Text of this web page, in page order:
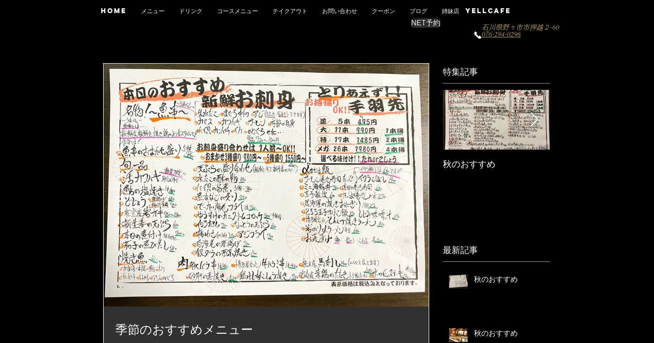
HOME メニュー ドリンク コースメニュー テイクアウト お問い合わせ クーポン ブログ
姉妹店 YELLCAFE
NET予約
石川県野々市市押越２-60
076-294-0296
季節のおすすめメニュー
特集記事
秋のおすすめ
最新記事
秋のおすすめ
秋のおすすめ